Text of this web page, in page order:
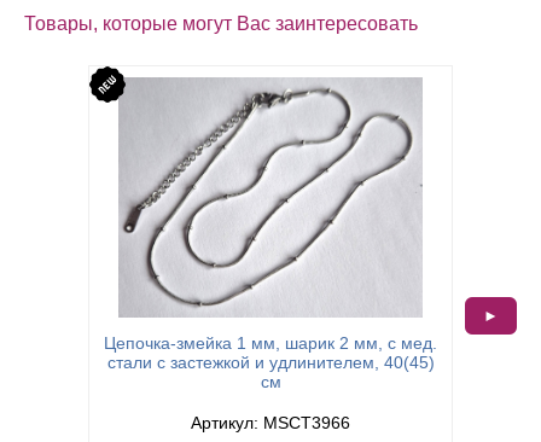
Товары, которые могут Вас заинтересовать
Цепочка-змейка 1 мм, шарик 2 мм, с мед.
стали с застежкой и удлинителем, 40(45)
см
Артикул: MSCT3966
►